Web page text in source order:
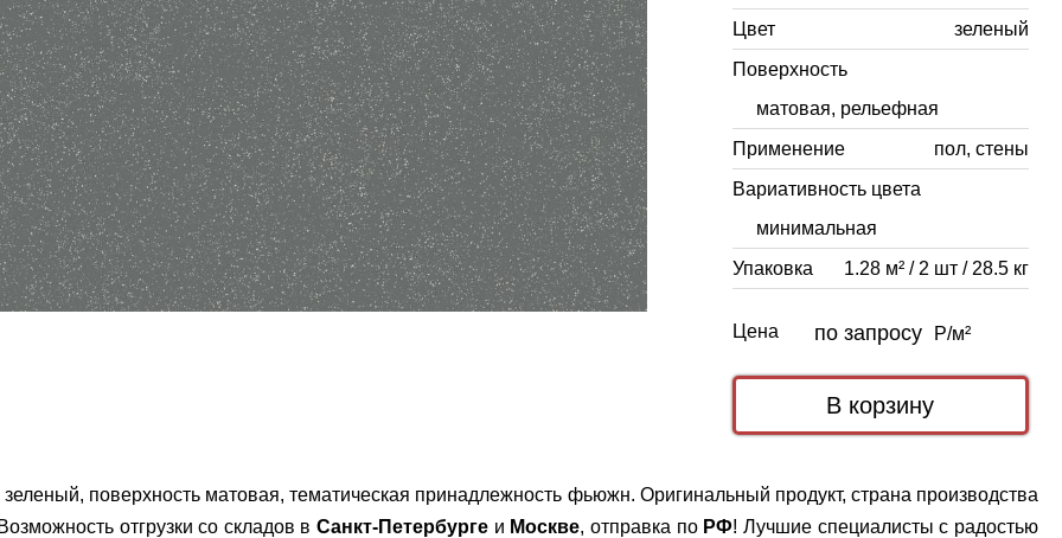
Цвет
зеленый
Поверхность
матовая, рельефная
Применение
пол, стены
Вариативность цвета
минимальная
Упаковка
1.28 м² / 2 шт / 28.5 кг
Цена по запросу Р/м²
поверхность матовая, тематическая принадлежность фьюжн. Оригинальный продукт, страна производства
Возможность отгрузки со складов вСанкт-Петербурге и Москве, отправка по РФ! Лучшие специалисты с радостью